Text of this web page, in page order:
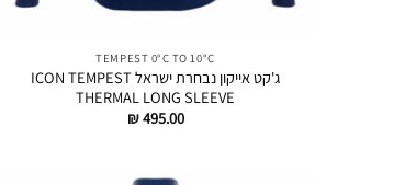
TEMPEST 0°C TO 10°C
ג'קט אייקון נבחרת ישראל ICON TEMPEST
THERMAL LONG SLEEVE
₪495.00